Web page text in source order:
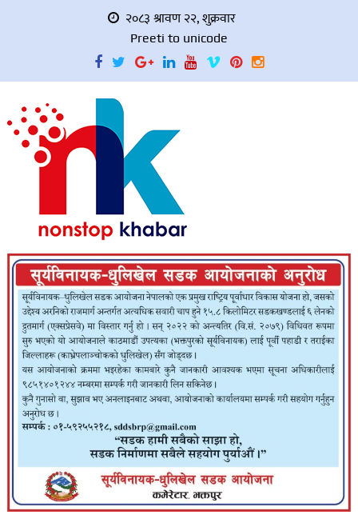
२०८३ श्रावण २२, शुक्रवार
Preeti to unicode